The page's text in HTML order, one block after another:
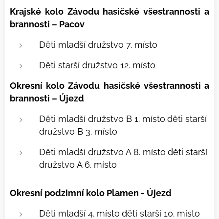
Krajské kolo Závodu hasičské všestrannosti a
brannosti – Pacov
Děti mladší družstvo 7. místo
Děti starší družstvo 12. místo
Okresní kolo Závodu hasičské všestrannosti a
brannosti – Újezd
Děti mladší družstvo B 1. místo děti starší
družstvo B 3. místo
Děti mladší družstvo A 8. místo děti starší
družstvo A 6. místo
Okresní podzimní kolo Plamen - Újezd
Děti mladší 4. místo děti starší 10. místo